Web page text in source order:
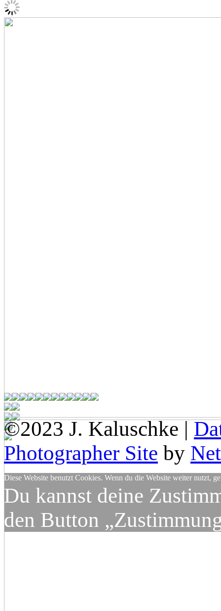
©2023 J. Kaluschke |
Photographer Site by
Diese Website benutzt Cookies. Wenn du die Website weiter nutzt,
Du kannst deine
den Button